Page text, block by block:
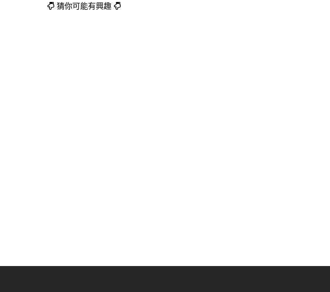
猜你可能有興趣